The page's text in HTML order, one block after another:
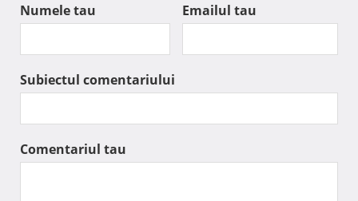
Numele tau Emailul tau
Subiectul comentariului
Comentariul tau